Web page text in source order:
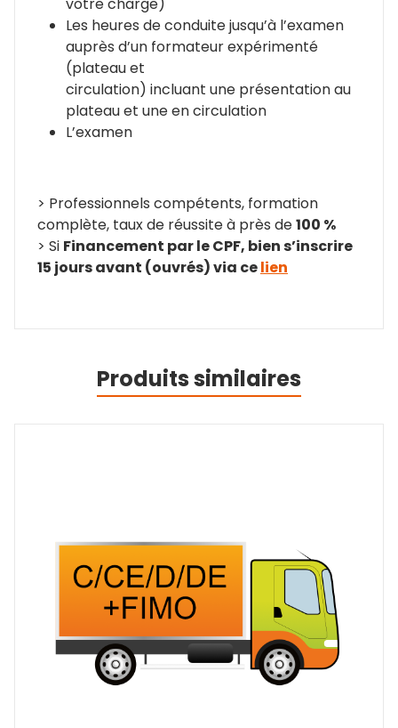
Les heures de conduite jusqu’à l’examen
auprès d’un formateur expérimenté
(plateau et
circulation) incluant une présentation au
plateau et une en circulation
L’examen
> Professionnels compétents, formation
complète, taux de réussite à près de100 %
> Si Financement par le CPF, bien s’inscrire
15 jours avant (ouvrés) via celien
Produits similaires